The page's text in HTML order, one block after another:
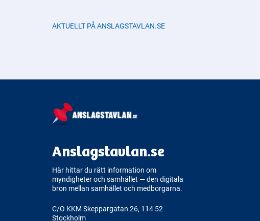
AKTUELLT PÅ ANSLAGSTAVLAN.SE
Anslagstavlan.se
Här hittar du rätt information om
myndigheter och samhället — den digitala
bron mellan samhället och medborgarna.
C/O KKM Skeppargatan 26, 114 52
Stockholm